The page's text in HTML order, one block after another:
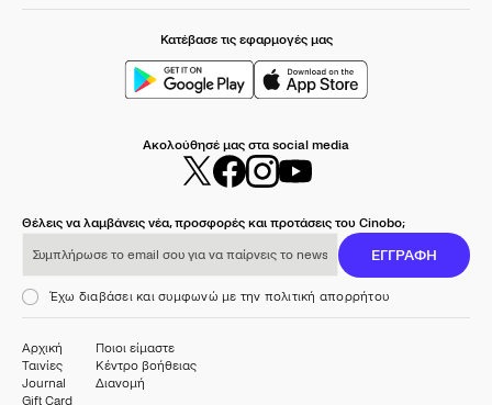
Κατέβασε τις εφαρμογές μας
Ακολούθησέ μας στα social media
Θέλεις να λαμβάνεις νέα, προσφορές και προτάσεις του Cinobo;
ΕΓΓΡΑΦΗ
Έχω διαβάσει και συμφωνώ με την πολιτική απορρήτου
Αρχική
Ταινίες
Journal
Gift Card
Ποιοι είμαστε
Κέντρο βοήθειας
Διανομή